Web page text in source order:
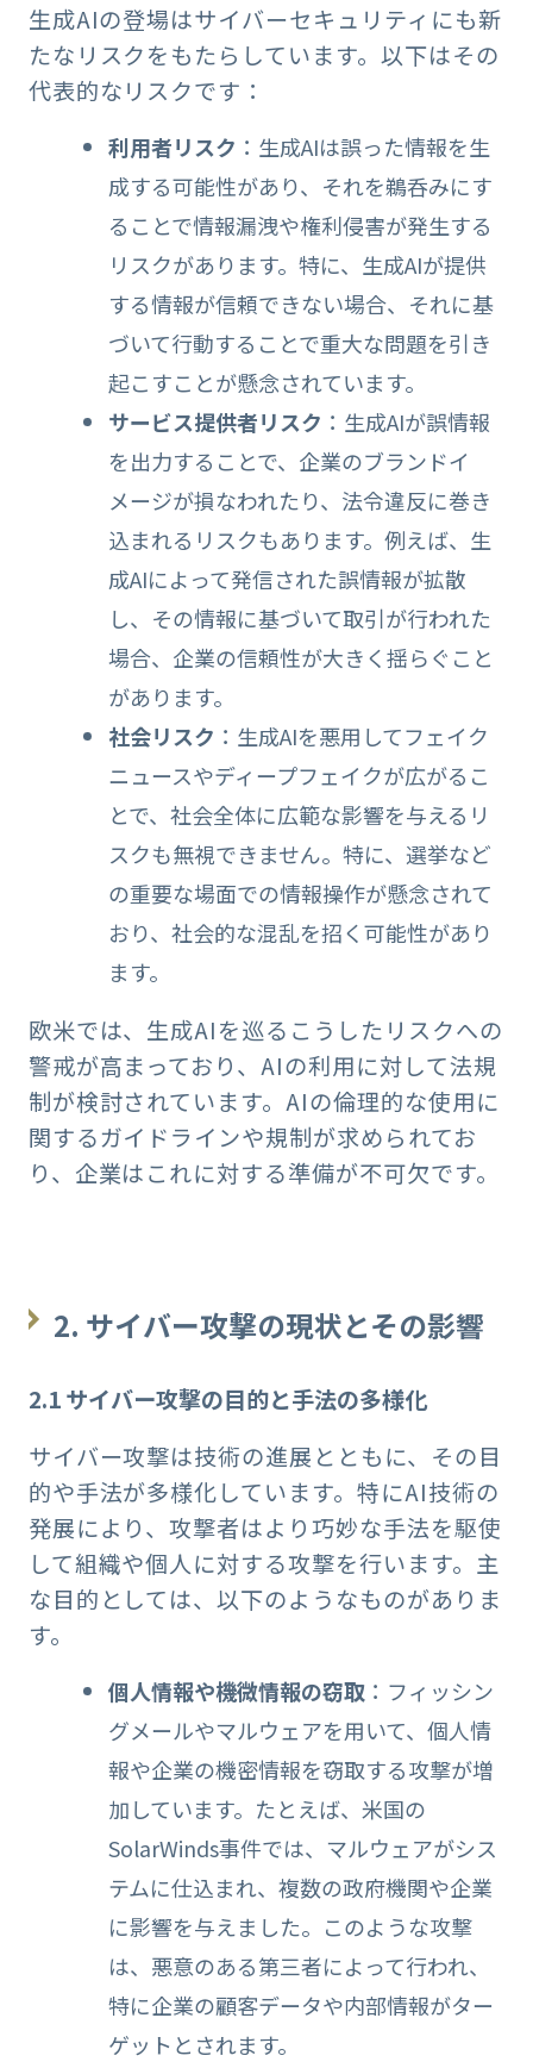
生成AIの登場はサイバーセキュリティにも新
たなリスクをもたらしています。以下はその
代表的なリスクです：
利用者リスク ：生成AIは誤った情報を生
成する可能性があり、それを鵜呑みにす
ることで情報漏洩や権利侵害が発生する
リスクがあります。特に、生成AIが提供
する情報が信頼できない場合、それに基
づいて行動することで重大な問題を引き
起こすことが懸念されています。
サービス提供者リスク ：生成AIが誤情報
を出力することで、企業のブランドイ
メージが損なわれたり、法令違反に巻き
込まれるリスクもあります。例えば、生
成AIによって発信された誤情報が拡散
し、その情報に基づいて取引が行われた
場合、企業の信頼性が大きく揺らぐこと
があります。
社会リスク ：生成AIを悪用してフェイク
ニュースやディープフェイクが広がるこ
とで、社会全体に広範な影響を与えるリ
スクも無視できません。特に、選挙など
の重要な場面での情報操作が懸念されて
おり、社会的な混乱を招く可能性があり
ます。
欧米では、生成AIを巡るこうしたリスクへの
警戒が高まっており、AIの利用に対して法規
制が検討されています。AIの倫理的な使用に
関するガイドラインや規制が求められてお
り、企業はこれに対する準備が不可欠です。
2. サイバー攻撃の現状とその影響
2.1 サイバー攻撃の目的と手法の多様化
サイバー攻撃は技術の進展とともに、その目
的や手法が多様化しています。特にAI技術の
発展により、攻撃者はより巧妙な手法を駆使
して組織や個人に対する攻撃を行います。主
な目的としては、以下のようなものがありま
す。
個人情報や機微情報の窃取：フィッシン
グメールやマルウェアを用いて、個人情
報や企業の機密情報を窃取する攻撃が増
加しています。たとえば、米国の
SolarWinds事件では、マルウェアがシス
テムに仕込まれ、複数の政府機関や企業
に影響を与えました。このような攻撃
は、悪意のある第三者によって行われ、
特に企業の顧客データや内部情報がター
ゲットとされます。